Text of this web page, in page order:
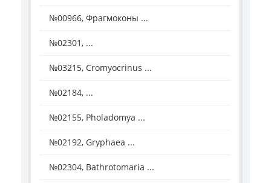
№00966, Фрагмоконы ...
№02301, ...
№03215, Cromyocrinus ...
№02184, ...
№02155, Pholadomya ...
№02192, Gryphaea ...
№02304, Bathrotomaria ...